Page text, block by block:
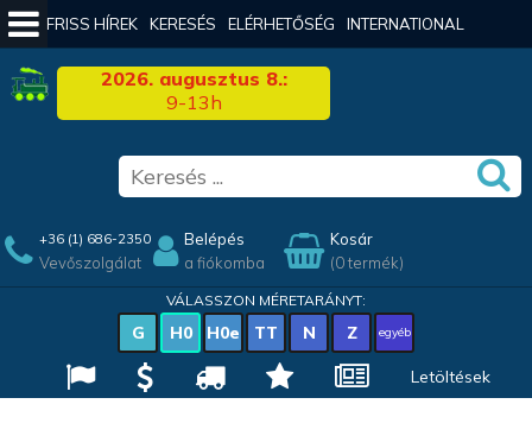
FRISS HÍREK KERESÉS ELÉRHETŐSÉG INTERNATIONAL
2026. augusztus 8.:
9-13h
+36 (1) 686-2350
Vevőszolgálat
Belépés
a fiókomba
Kosár
(0 termék)
VÁLASSZON MÉRETARÁNYT:
G H0 H0e TT N Z egyéb
Letöltések